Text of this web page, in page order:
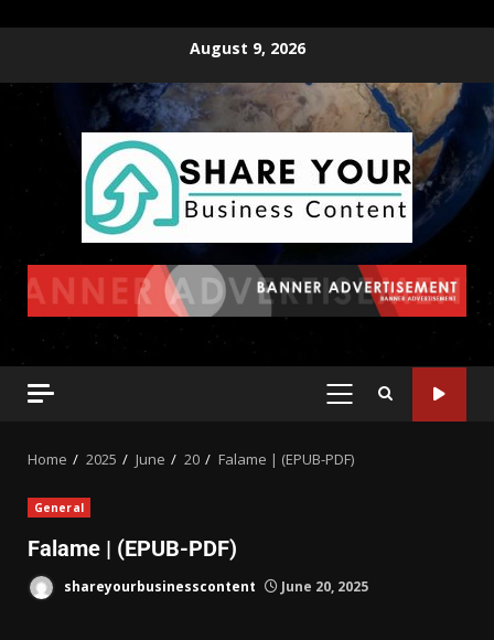
August 9, 2026
Home 2025 June 20 Falame | (EPUB-PDF)
General
Falame | (EPUB-PDF)
shareyourbusinesscontent June 20, 2025